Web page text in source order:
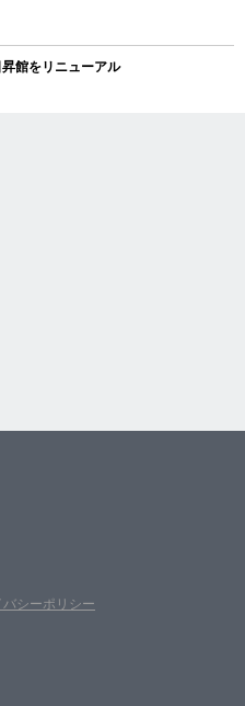
館をリニューアル
バシーポリシー